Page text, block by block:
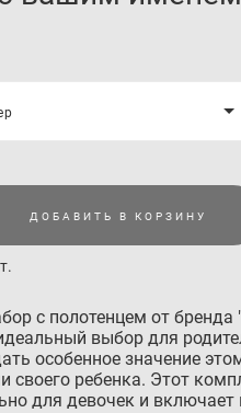
ДОБАВИТЬ В КОРЗИНУ
с полотенцем от бренда
выбор для
особенное значение
своего ребенка. Этот
для девочек и включает